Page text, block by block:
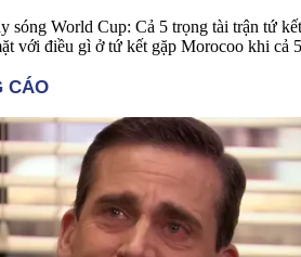
với điều gì ở tứ kết gặp Morocoo khi cả